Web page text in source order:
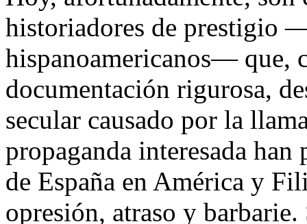
historiadores de prestigio
hispanoamericanos— que,
documentación rigurosa,
secular causado por la
propaganda interesada
de España en América y
opresión, atraso y